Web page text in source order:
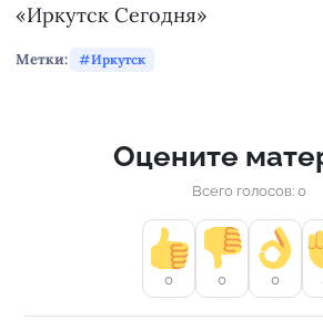
«Иркутск Сегодня»
Метки: Иркутск
Оцените
Всего голосов: 0
0 0 0